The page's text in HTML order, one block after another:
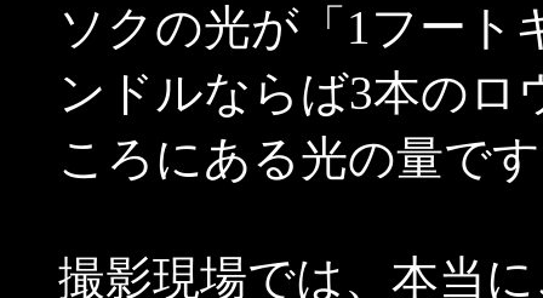
ソクの光が「1フート
ンドルならば3本のロ
ころにある光の量で
撮影現場では、本当